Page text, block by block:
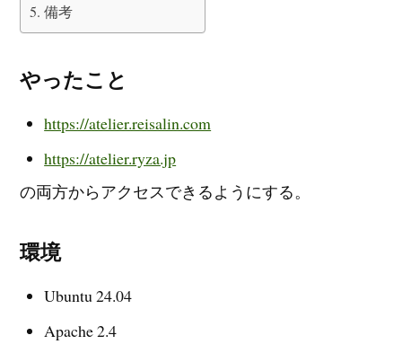
備考
やったこと
https://atelier.reisalin.com
https://atelier.ryza.jp
の両方からアクセスできるようにする。
環境
Ubuntu 24.04
Apache 2.4